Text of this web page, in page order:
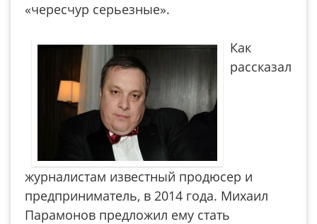
«чересчур серьезные».
Как
рассказал
журналистам известный продюсер и
предприниматель, в 2014 года. Михаил
Парамонов предложил ему стать